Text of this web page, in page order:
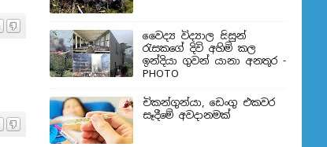
වෛද්‍ය විද්‍යාල සිසුන්
‍රැසකගේ දිවි අහිමි කල
ඉන්දියා ගුවන් යානා අනතුර -
PHOTO
චිකන්ගුන්යා, ඩෙංගු එකවර
සෑදීමේ අවදානමක්